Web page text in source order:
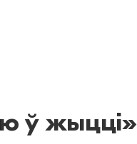
ў жыцці»